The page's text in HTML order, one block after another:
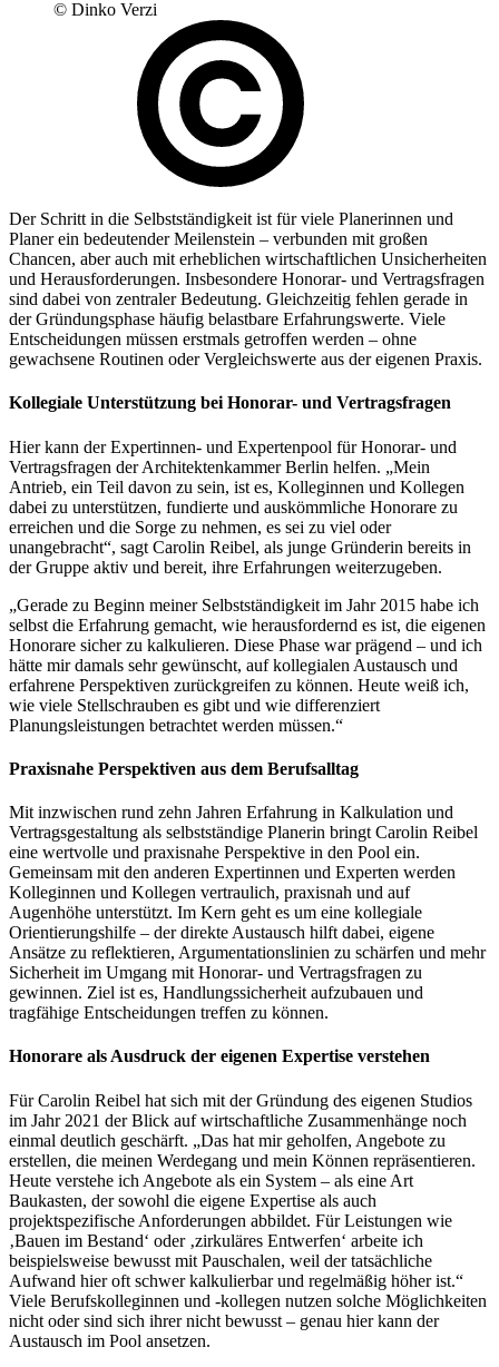
© Dinko Verzi
Der Schritt in die Selbstständigkeit ist für viele Planerinnen und
Planer ein bedeutender Meilenstein – verbunden mit großen
Chancen, aber auch mit erheblichen wirtschaftlichen Unsicherheiten
und Herausforderungen. Insbesondere Honorar- und Vertragsfragen
sind dabei von zentraler Bedeutung. Gleichzeitig fehlen gerade in
der Gründungsphase häufig belastbare Erfahrungswerte. Viele
Entscheidungen müssen erstmals getroffen werden – ohne
gewachsene Routinen oder Vergleichswerte aus der eigenen Praxis.
Kollegiale Unterstützung bei Honorar- und Vertragsfragen
Hier kann der Expertinnen- und Expertenpool für Honorar- und
Vertragsfragen der Architektenkammer Berlin helfen. „Mein
Antrieb, ein Teil davon zu sein, ist es, Kolleginnen und Kollegen
dabei zu unterstützen, fundierte und auskömmliche Honorare zu
erreichen und die Sorge zu nehmen, es sei zu viel oder
unangebracht“, sagt Carolin Reibel, als junge Gründerin bereits in
der Gruppe aktiv und bereit, ihre Erfahrungen weiterzugeben.
„Gerade zu Beginn meiner Selbstständigkeit im Jahr 2015 habe ich
selbst die Erfahrung gemacht, wie herausfordernd es ist, die eigenen
Honorare sicher zu kalkulieren. Diese Phase war prägend – und ich
hätte mir damals sehr gewünscht, auf kollegialen Austausch und
erfahrene Perspektiven zurückgreifen zu können. Heute weiß ich,
wie viele Stellschrauben es gibt und wie differenziert
Planungsleistungen betrachtet werden müssen.“
Praxisnahe Perspektiven aus dem Berufsalltag
Mit inzwischen rund zehn Jahren Erfahrung in Kalkulation und
Vertragsgestaltung als selbstständige Planerin bringt Carolin Reibel
eine wertvolle und praxisnahe Perspektive in den Pool ein.
Gemeinsam mit den anderen Expertinnen und Experten werden
Kolleginnen und Kollegen vertraulich, praxisnah und auf
Augenhöhe unterstützt. Im Kern geht es um eine kollegiale
Orientierungshilfe – der direkte Austausch hilft dabei, eigene
Ansätze zu reflektieren, Argumentationslinien zu schärfen und mehr
Sicherheit im Umgang mit Honorar- und Vertragsfragen zu
gewinnen. Ziel ist es, Handlungssicherheit aufzubauen und
tragfähige Entscheidungen treffen zu können.
Honorare als Ausdruck der eigenen Expertise verstehen
Für Carolin Reibel hat sich mit der Gründung des eigenen Studios
im Jahr 2021 der Blick auf wirtschaftliche Zusammenhänge noch
einmal deutlich geschärft. „Das hat mir geholfen, Angebote zu
erstellen, die meinen Werdegang und mein Können repräsentieren.
Heute verstehe ich Angebote als ein System – als eine Art
Baukasten, der sowohl die eigene Expertise als auch
projektspezifische Anforderungen abbildet. Für Leistungen wie
‚Bauen im Bestand‘ oder ‚zirkuläres Entwerfen‘ arbeite ich
beispielsweise bewusst mit Pauschalen, weil der tatsächliche
Aufwand hier oft schwer kalkulierbar und regelmäßig höher ist.“
Viele Berufskolleginnen und -kollegen nutzen solche Möglichkeiten
nicht oder sind sich ihrer nicht bewusst – genau hier kann der
Austausch im Pool ansetzen.